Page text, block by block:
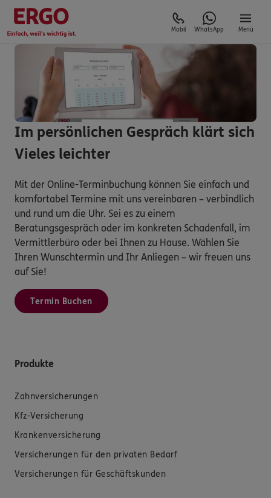
Mobil WhatsApp Menü
Im persönlichen Gespräch klärt sich
Vieles leichter
Mit der Online-Terminbuchung können Sie einfach und
komfortabel Termine mit uns vereinbaren – verbindlich
und rund um die Uhr. Sei es zu einem
Beratungsgespräch oder im konkreten Schadenfall, im
Vermittlerbüro oder bei Ihnen zu Hause. Wählen Sie
Ihren Wunschtermin und Ihr Anliegen – wir freuen uns
auf Sie!
Termin Buchen
Produkte
Zahnversicherungen
Kfz-Versicherung
Krankenversicherung
Versicherungen für den privaten Bedarf
Versicherungen für Geschäftskunden